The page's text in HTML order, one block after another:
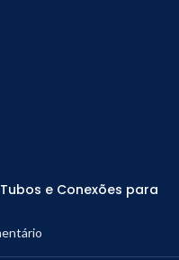
Tubos e Conexões para